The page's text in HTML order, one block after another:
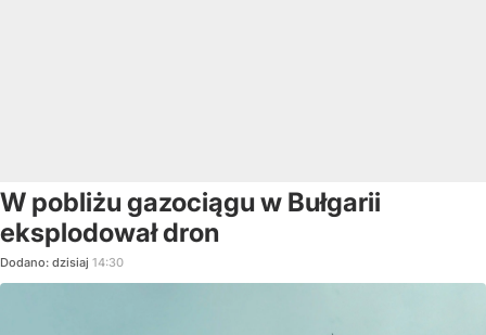
W pobliżu gazociągu w Bułgarii
eksplodował dron
Dodano: dzisiaj 14:30